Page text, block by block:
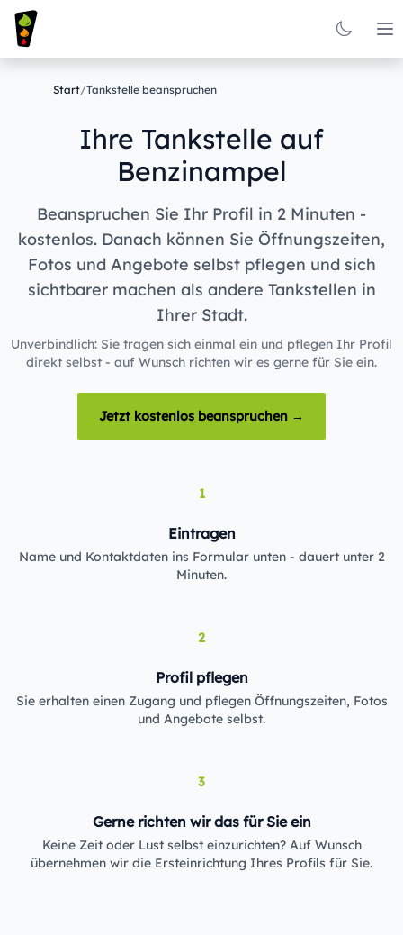
Start/Tankstelle beanspruchen
Ihre Tankstelle auf
Benzinampel
Beanspruchen Sie Ihr Profil in 2 Minuten -
kostenlos. Danach können Sie Öffnungszeiten,
Fotos und Angebote selbst pflegen und sich
sichtbarer machen als andere Tankstellen in
Ihrer Stadt.
Unverbindlich: Sie tragen sich einmal ein und pflegen Ihr Profil
direkt selbst - auf Wunsch richten wir es gerne für Sie ein.
Jetzt kostenlos beanspruchen →
1
Eintragen
Name und Kontaktdaten ins Formular unten - dauert unter 2
Minuten.
2
Profil pflegen
Sie erhalten einen Zugang und pflegen Öffnungszeiten, Fotos
und Angebote selbst.
3
Gerne richten wir das für Sie ein
Keine Zeit oder Lust selbst einzurichten? Auf Wunsch
übernehmen wir die Ersteinrichtung Ihres Profils für Sie.